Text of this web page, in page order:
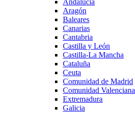
Aragón
Baleares
Canarias
Cantabria
Castilla y León
Castilla-La Mancha
Cataluña
Ceuta
Comunidad de Madrid
Comunidad Valenciana
Extremadura
Galicia